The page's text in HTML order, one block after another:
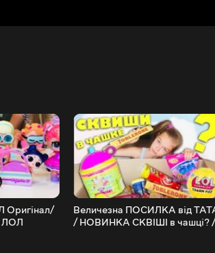
Оригінал/
ЛОЛ
Величезна ПОСИЛКА від
/ НОВИНКА СКВІШІ в чашці? /